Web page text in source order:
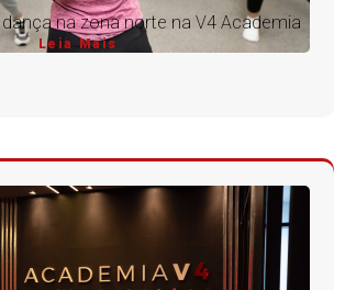
na zona norte na V4 Academia
Leia Mais